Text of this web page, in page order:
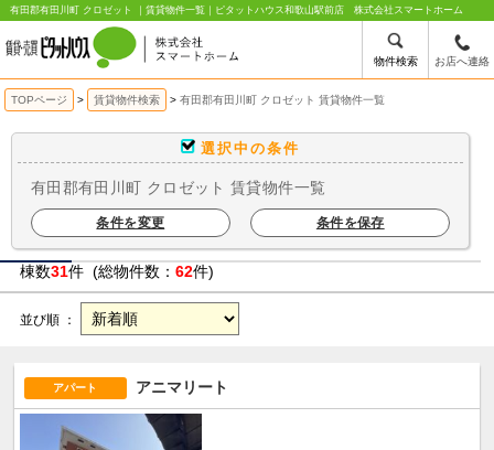
有田郡有田川町 クロゼット ｜賃貸物件一覧｜ピタットハウス和歌山駅前店 株式会社スマートホーム
物件検索 お店へ連絡
TOPページ 賃貸物件検索 有田郡有田川町 クロゼット 賃貸物件一覧
選択中の条件
有田郡有田川町 クロゼット 賃貸物件一覧
条件を変更 条件を保存
棟数31件 (総物件数： 62件)
並び順 ：
アパート アニマリート